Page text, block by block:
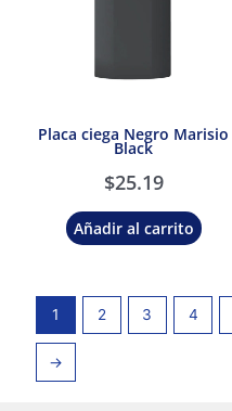
Placa ciega Negro Marisio
Black
$25.19
Añadir al carrito
1 2 3 4
→